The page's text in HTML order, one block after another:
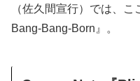
（佐久間宣行）では、
Bang-Bang-Born』。